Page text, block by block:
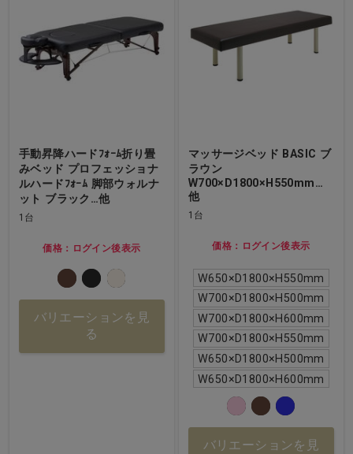
手動昇降ハードﾌｫｰﾑ折り畳
みベッド プロフェッショナ
ルハードﾌｫｰﾑ 脚部ウォルナ
ット ブラック…他
1台
価格：ログイン後表示
バリエーションを見
る
マッサージベッド BASIC ブ
ラウン
W700×D1800×H550mm…
他
1台
価格：ログイン後表示
W650×D1800×H550mm
W700×D1800×H500mm
W700×D1800×H600mm
W700×D1800×H550mm
W650×D1800×H500mm
W650×D1800×H600mm
バリエーションを見